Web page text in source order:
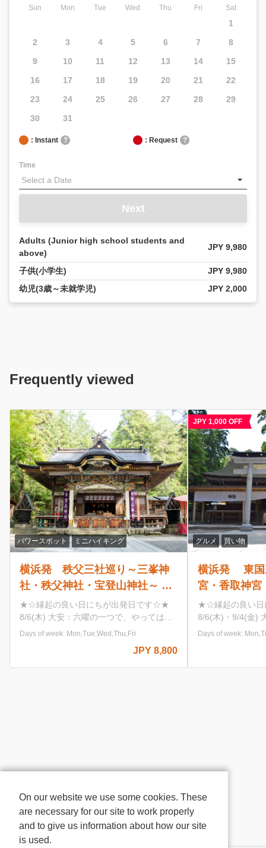
Sun Mon Tue Wed Thu Fri Sat
1
2
3 4 5 6 7
8
9
10 11 12 13 14
15
16
17 18 19 20 21
22
23
24 25 26 27 28
29
30
31
: Instant ? : Request ?
Time
Next
Adults (Junior high school students and
above)
JPY 9,980
子供(小学生)
JPY 9,980
幼児(3歳～未就学児)
JPY 2,000
Frequently viewed
JPY 1,000 OFF
グルメ 買い物
横浜発 東国三社巡り～鹿島神
宮・香取神宮・息栖神社～ 関東
最大級のパワースポット神社巡
り 北総の小江戸「佐原」の自
由散策もオススメ♪
★☆縁起の良い日にちが出発日です☆★
8/6(木)・9/4(金) 大安：六曜の一つで、や
ってはいけないことが何もない日 9/14(月)
むとされる、最強の開運日 大安：六曜の
一つで、やってはいけないことが何もない
す。 10/19(月) 大安：六曜の一つで、やっ
金色の縞模様が金運の象徴とされ、寅の日
東国三社とは… 鹿島神宮・香取神宮・息
栖神社の3つの神社をまとめた呼び名で
す。 江戸時代、お伊勢参りに次いで広く
Days of week: Mon,Tue,Wed,Thu,Fri
JPY 8,980〜
グルメ 買い物
横浜発 山梨
桃を満喫！桃
スツアー♪ ～
信玄餅とクロ
題つき～
【河口湖 ハーブガ
に咲き誇るハーブ
と香りを全身で感
かも！ 【桔梗屋河口湖フラワーガーデ
の信玄餅詰め放題
題の袋のサイズは
【御坂農園グレー
Days of week:
On our website we use some cookies. These
are necessary for our site to work properly
and to give us information about how our site
is used.